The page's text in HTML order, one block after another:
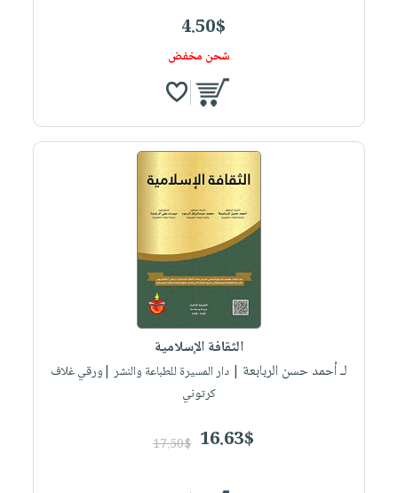
4.50$
شحن مخفض
الثقافة الإسلامية
لـ أحمد حسن الربابعة | دار المسيرة للطباعة والنشر |ورقي غلاف
كرتوني
16.63$
17.50$